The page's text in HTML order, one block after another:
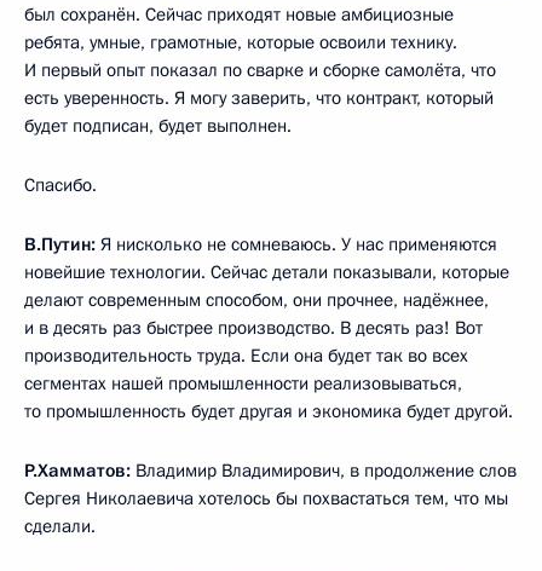
был сохранён. Сейчас приходят новые амбициозные
ребята, умные, грамотные, которые освоили технику.
И первый опыт показал по сварке и сборке самолёта, что
есть уверенность. Я могу заверить, что контракт, который
будет подписан, будет выполнен.
Спасибо.
В.Путин: Я нисколько не сомневаюсь. У нас применяются
новейшие технологии. Сейчас детали показывали, которые
делают современным способом, они прочнее, надёжнее,
и в десять раз быстрее производство. В десять раз! Вот
производительность труда. Если она будет так во всех
сегментах нашей промышленности реализовываться,
то промышленность будет другая и экономика будет другой.
Р.Хамматов: Владимир Владимирович, в продолжение слов
Сергея Николаевича хотелось бы похвастаться тем, что мы
сделали.